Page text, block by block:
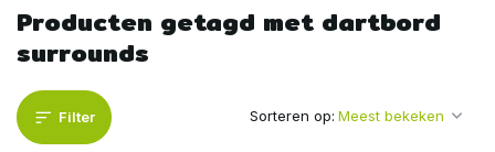
Producten getagd met dartbord
surrounds
Filter Sorteren op: